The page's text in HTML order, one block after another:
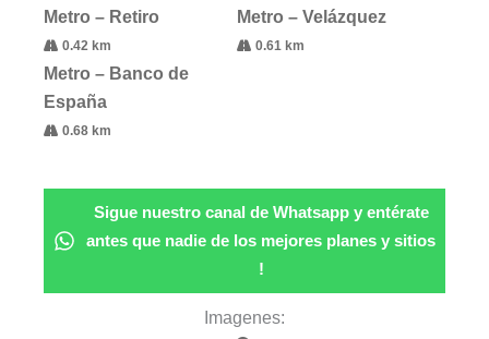
Metro – Retiro
0.42 km
Metro – Velázquez
0.61 km
Metro – Banco de
España
0.68 km
Sigue nuestro canal de Whatsapp y entérate
antes que nadie de los mejores planes y sitios
!
Imagenes: